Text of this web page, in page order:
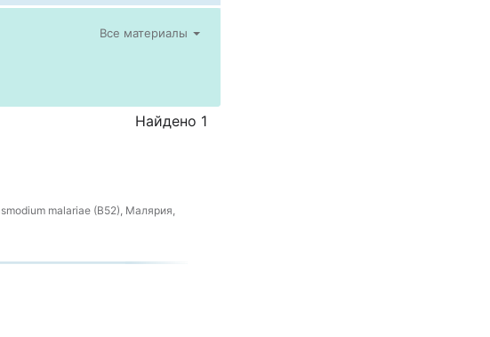
Все материалы
Найдено 1
malariae (B52), Малярия,